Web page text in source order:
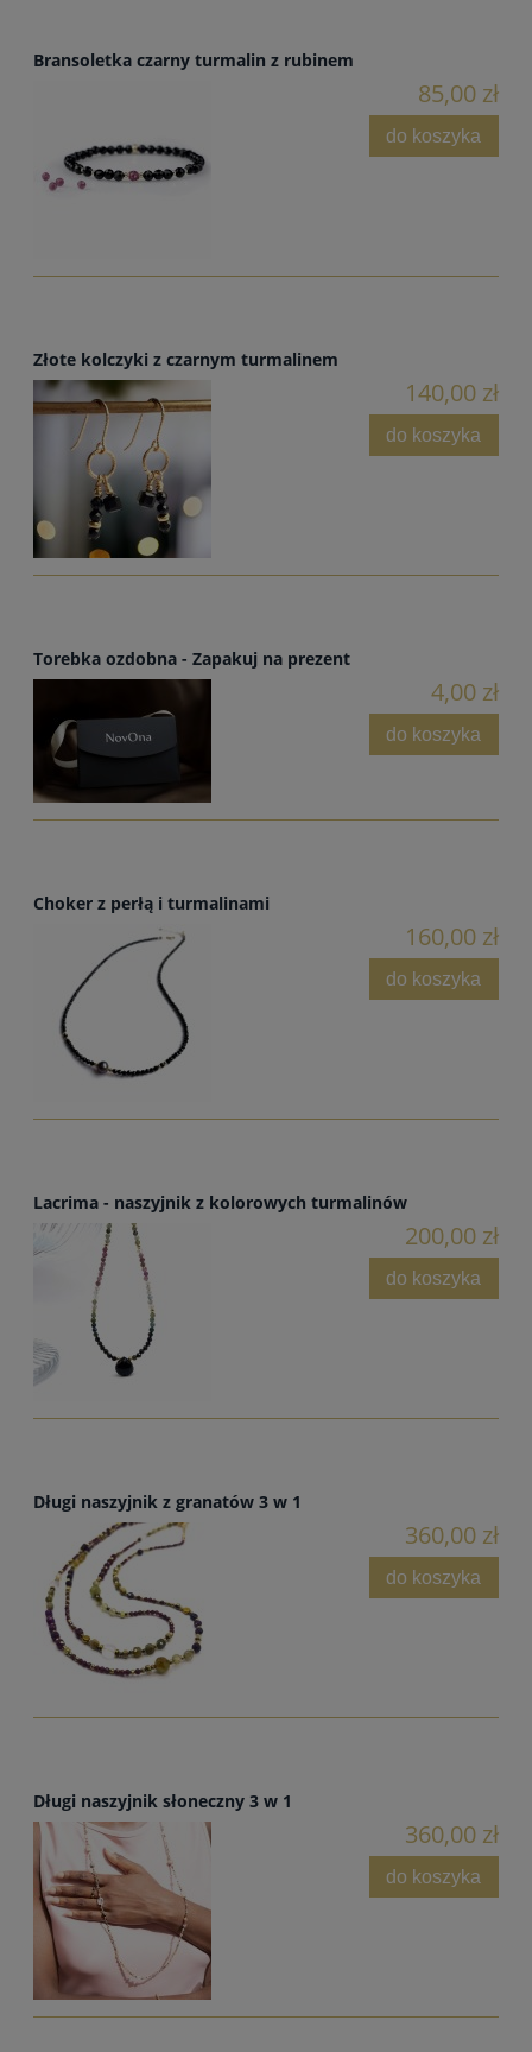
Bransoletka czarny turmalin z rubinem
85,00 zł
do koszyka
Złote kolczyki z czarnym turmalinem
140,00 zł
do koszyka
Torebka ozdobna - Zapakuj na prezent
4,00 zł
do koszyka
Choker z perłą i turmalinami
160,00 zł
do koszyka
Lacrima - naszyjnik z kolorowych turmalinów
200,00 zł
do koszyka
Długi naszyjnik z granatów 3 w 1
360,00 zł
do koszyka
Długi naszyjnik słoneczny 3 w 1
360,00 zł
do koszyka